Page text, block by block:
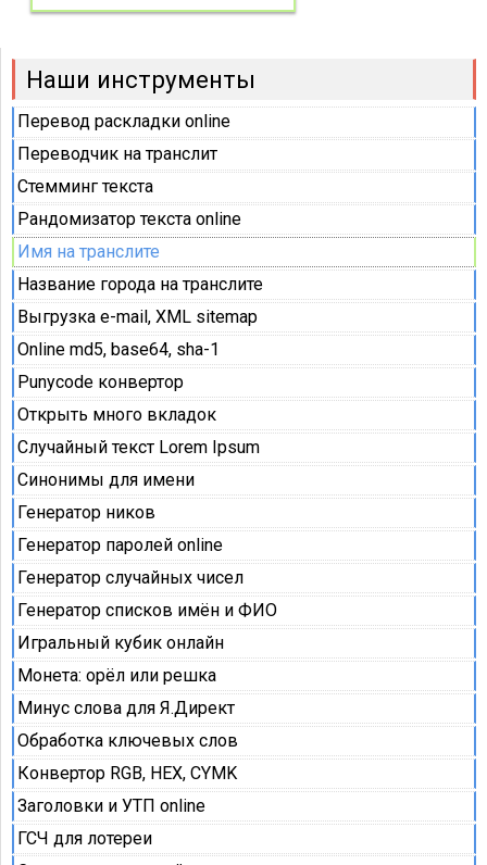
Наши инструменты
Перевод раскладки online
Переводчик на транслит
Стемминг текста
Рандомизатор текста online
Имя на транслите
Название города на транслите
Выгрузка e-mail, XML sitemap
Online md5, base64, sha-1
Punycode конвертор
Открыть много вкладок
Случайный текст Lorem Ipsum
Синонимы для имени
Генератор ников
Генератор паролей online
Генератор случайных чисел
Генератор списков имён и ФИО
Игральный кубик онлайн
Монета: орёл или решка
Минус слова для Я.Директ
Обработка ключевых слов
Конвертор RGB, HEX, CYMK
Заголовки и УТП online
ГСЧ для лотереи